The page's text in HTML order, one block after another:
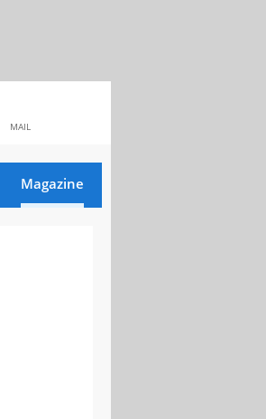
MAIL
Magazine